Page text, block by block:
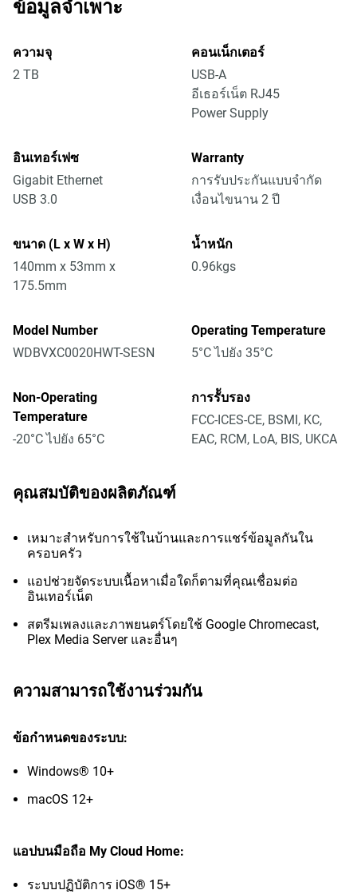
ข้อมูลจำเพาะ
ความจุ
2 TB
คอนเน็กเตอร์
USB-A
อีเธอร์เน็ต RJ45
Power Supply
อินเทอร์เฟซ
Gigabit Ethernet
USB 3.0
Warranty
การรับประกันแบบจำกัด
เงื่อนไขนาน 2 ปี
ขนาด (L x W x H)
140mm x 53mm x
175.5mm
น้ำหนัก
0.96kgs
Model Number
WDBVXC0020HWT-SESN
Operating Temperature
5°C ไปยัง 35°C
Non-Operating
Temperature
-20°C ไปยัง 65°C
การรัับรอง
FCC-ICES-CE, BSMI, KC,
EAC, RCM, LoA, BIS, UKCA
คุณสมบัติของผลิตภัณฑ์
เหมาะสำหรับการใช้ในบ้านและการแชร์ข้อมูลกันใน
ครอบครัว
แอปช่วยจัดระบบเนื้อหาเมื่อใดก็ตามที่คุณเชื่อมต่อ
อินเทอร์เน็ต
สตรีมเพลงและภาพยนตร์โดยใช้ Google Chromecast,
Plex Media Server และอื่นๆ
ความสามารถใช้งานร่วมกัน
ข้อกำหนดของระบบ:
Windows® 10+
macOS 12+
แอปบนมือถือ My Cloud Home:
ระบบปฏิบัติการ iOS® 15+